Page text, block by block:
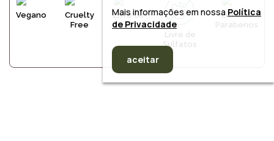
Vegano
Cruelty
Free
Livre de
Silicone
Livre de
Sulfatos
Livre de
Parabenos
Mais informações em nossaPolítica
de Privacidade
aceitar